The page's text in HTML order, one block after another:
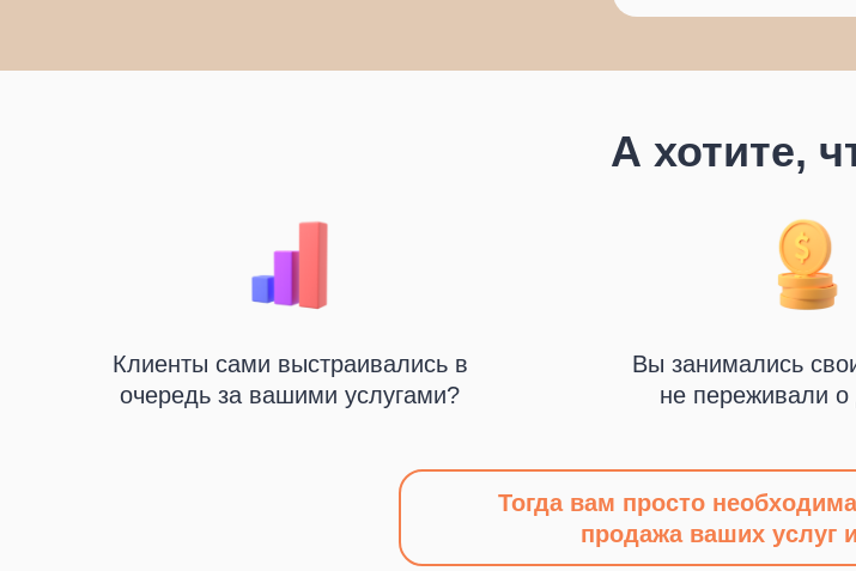
Тогда вам просто
продажа ваших услуг
А хотите,
Клиенты сами выстраивались в
очередь за вашими услугами?
Вы занимались
не переживали о